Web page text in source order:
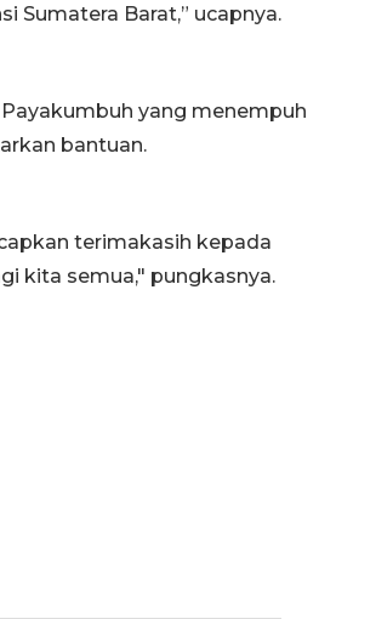
Sumatera Barat,” ucapnya.
yang menempuh
bantuan.
terimakasih kepada
kita semua," pungkasnya.